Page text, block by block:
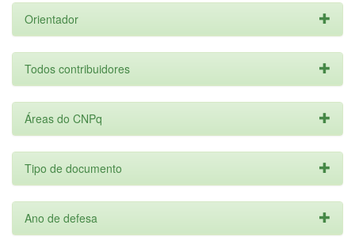
Orientador
Todos contribuidores
Áreas do CNPq
Tipo de documento
Ano de defesa